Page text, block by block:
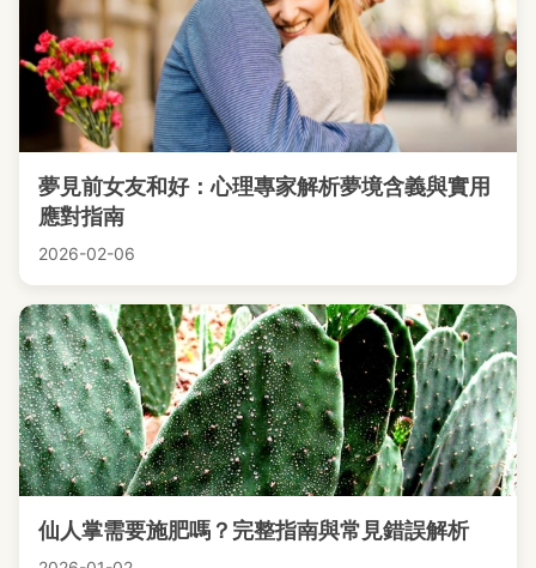
夢見前女友和好：心理專家解析夢境含義與實用
應對指南
2026-02-06
仙人掌需要施肥嗎？完整指南與常見錯誤解析